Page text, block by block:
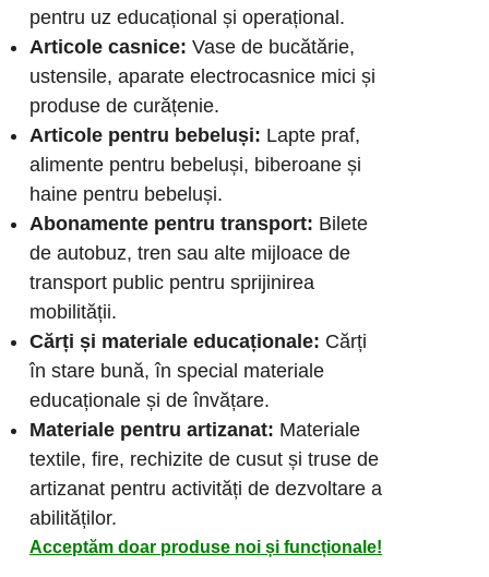
pentru uz educațional și operațional.
Articole casnice: Vase de bucătărie,
ustensile, aparate electrocasnice mici și
produse de curățenie.
Articole pentru bebeluși: Lapte praf,
alimente pentru bebeluși, biberoane și
haine pentru bebeluși.
Abonamente pentru transport: Bilete
de autobuz, tren sau alte mijloace de
transport public pentru sprijinirea
mobilității.
Cărți și materiale educaționale: Cărți
în stare bună, în special materiale
educaționale și de învățare.
Materiale pentru artizanat: Materiale
textile, fire, rechizite de cusut și truse de
artizanat pentru activități de dezvoltare a
abilităților.
Acceptăm doar produse noi și funcționale!